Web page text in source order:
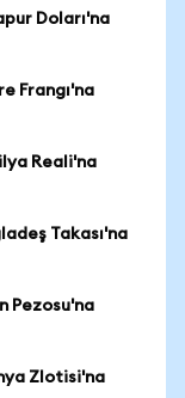
Doları'na
Frangı'na
Reali'na
Takası'na
Pezosu'na
Zlotisi'na